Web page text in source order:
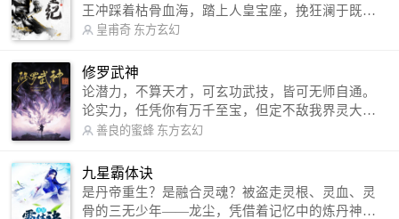
王冲踩着枯骨血海，踏上人皇宝座，挽狂澜于既
倒，扶大厦之将倾，成就了一段无上的传说！ 微信
微博：皇甫奇（地址：http://weibo.com/u/25284575
87） QQ交流群：320238210【普通群】 574501330
【VIP订阅群】 欢迎大家关注。
皇甫奇 东方玄幻
修罗武神
论潜力，不算天才，可玄功武技，皆可无师自通。
论实力，任凭你有万千至宝，但定不敌我界灵大
军。 我是谁？天下众生视我为修罗，却不知，我以
信公众号：善良的蜜蜂后援会）
善良的蜜蜂 东方玄幻
九星霸体诀
是丹帝重生？是融合灵魂？被盗走灵根、灵血、灵
骨的三无少年——龙尘，凭借着记忆中的炼丹神